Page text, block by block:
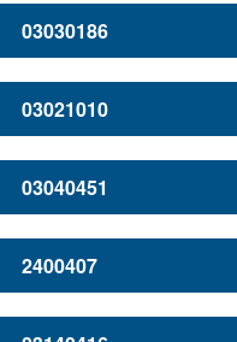
03030186
03021010
03040451
2400407